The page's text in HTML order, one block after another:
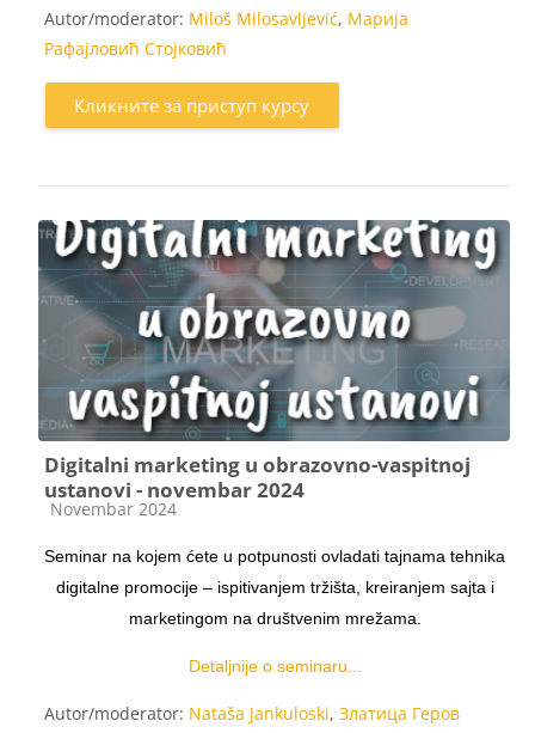
Autor/moderator: Miloš Milosavljević, Марија
Рафајловић Стојковић
Кликните за приступ курсу
Digitalni marketing u obrazovno-vaspitnoj
ustanovi - novembar 2024
Категорија курса
Novembar 2024
Seminar na kojem ćete u potpunosti ovladati tajnama tehnika
digitalne promocije – ispitivanjem tržišta, kreiranjem sajta i
marketingom na društvenim mrežama.
Detaljnije o seminaru...
Autor/moderator: Nataša Jankuloski, Златица Геров